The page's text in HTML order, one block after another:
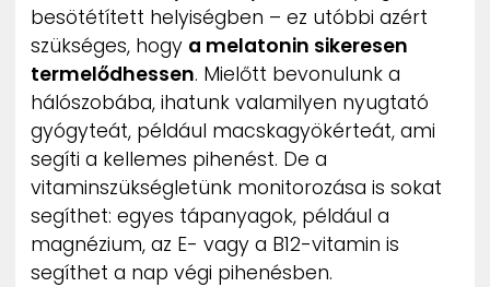
besötétített helyiségben – ez utóbbi azért
szükséges, hogy a melatonin sikeresen
termelődhessen. Mielőtt bevonulunk a
hálószobába, ihatunk valamilyen nyugtató
gyógyteát, például macskagyökérteát, ami
segíti a kellemes pihenést. De a
vitaminszükségletünk monitorozása is sokat
segíthet: egyes tápanyagok, például a
magnézium, az E- vagy a B12-vitamin is
segíthet a nap végi pihenésben.